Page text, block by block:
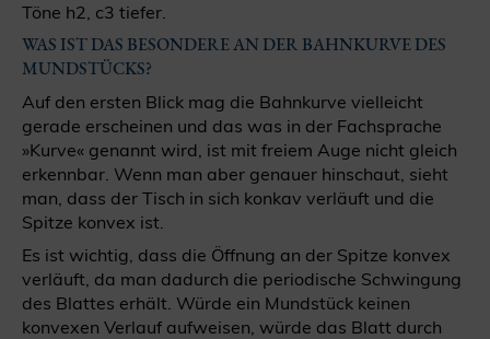
Töne h2, c3 tiefer.
WAS IST DAS BESONDERE AN DER BAHNKURVE DES
MUNDSTÜCKS?
Auf den ersten Blick mag die Bahnkurve vielleicht
gerade erscheinen und das was in der Fachsprache
»Kurve« genannt wird, ist mit freiem Auge nicht gleich
erkennbar. Wenn man aber genauer hinschaut, sieht
man, dass der Tisch in sich konkav verläuft und die
Spitze konvex ist.
Es ist wichtig, dass die Öffnung an der Spitze konvex
verläuft, da man dadurch die periodische Schwingung
des Blattes erhält. Würde ein Mundstück keinen
konvexen Verlauf aufweisen, würde das Blatt durch